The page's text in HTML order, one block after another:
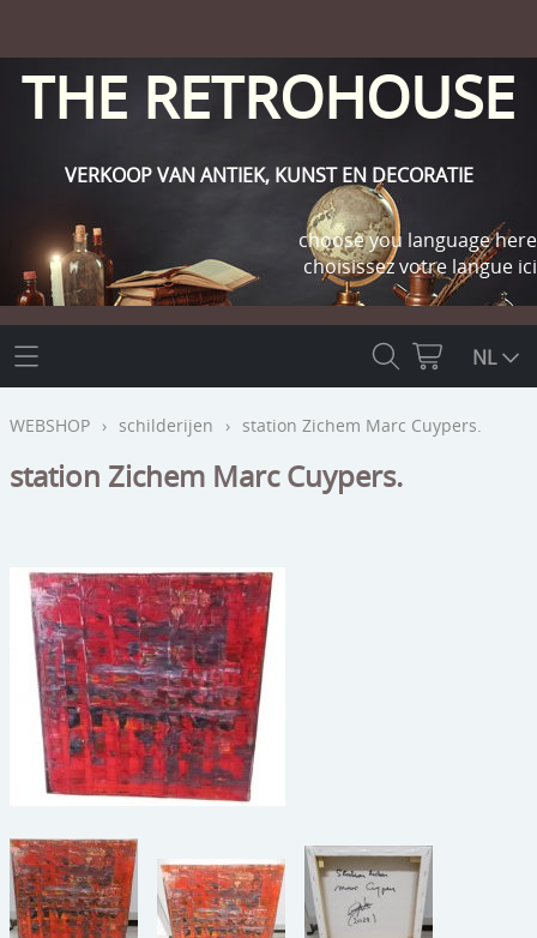
THE RETROHOUSE
VERKOOP VAN ANTIEK, KUNST EN DECORATIE
choose you language here
choisissez votre langue ici
THE RETROHOUSE
WEBSHOP
OUTLET
meubels
reclamevoorwerpen/merken
curiosa
schilderijen
porselein/aardewerk
juwelen/horloges/brillen
medailles/munten/bankbiljetten
INFO
CONTACT
NL
WEBSHOP › schilderijen › station Zichem Marc Cuypers.
station Zichem Marc Cuypers.